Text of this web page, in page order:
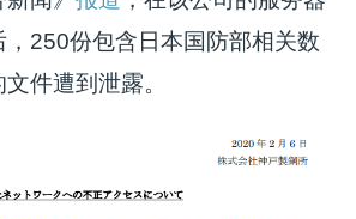
250份包含日本国防部相关数
件遭到泄露。